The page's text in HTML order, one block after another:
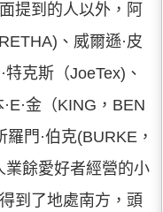
提到的人以外，阿
、威爾遜·皮
克斯（JoeTex)、
金（KING，BEN
門·伯克(BURKE，
業餘愛好者經營的小
到了地處南方，頭